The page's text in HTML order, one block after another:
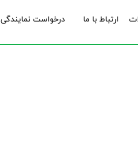
ارتباط با ما درخواست نمایندگی